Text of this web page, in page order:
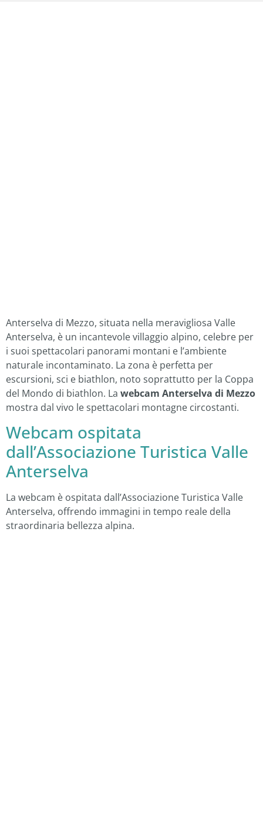
Anterselva di Mezzo, situata nella meravigliosa Valle
Anterselva, è un incantevole villaggio alpino, celebre per
i suoi spettacolari panorami montani e l’ambiente
naturale incontaminato. La zona è perfetta per
escursioni, sci e biathlon, noto soprattutto per la Coppa
del Mondo di biathlon. La webcam Anterselva di Mezzo
mostra dal vivo le spettacolari montagne circostanti.
Webcam ospitata
dall’Associazione Turistica Valle
Anterselva
La webcam è ospitata dall’Associazione Turistica Valle
Anterselva, offrendo immagini in tempo reale della
straordinaria bellezza alpina.